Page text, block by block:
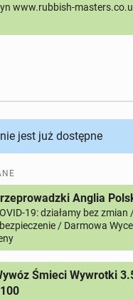
www.rubbish-
jest już dostępne
Anglia
19: działamy bez
/ Darmowa
Śmieci Wywrotki